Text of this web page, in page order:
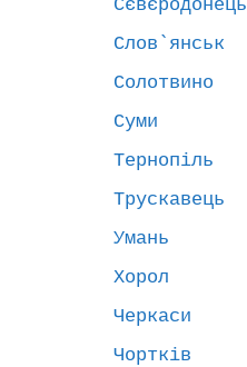
Слов`янськ
Солотвино
Суми
Тернопіль
Трускавець
Умань
Хорол
Черкаси
Чортків